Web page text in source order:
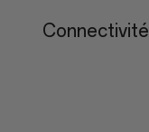
Connectivité